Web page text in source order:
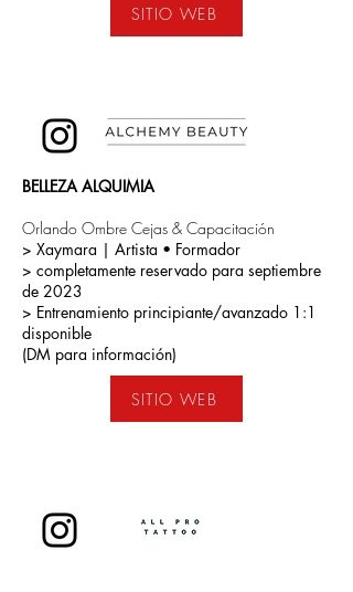
SITIO WEB
BELLEZA ALQUIMIA
Orlando Ombre Cejas & Capacitación
> Xaymara | Artista • Formador
> completamente reservado para septiembre
de 2023
> Entrenamiento principiante/avanzado 1:1
disponible
(DM para información)
SITIO WEB